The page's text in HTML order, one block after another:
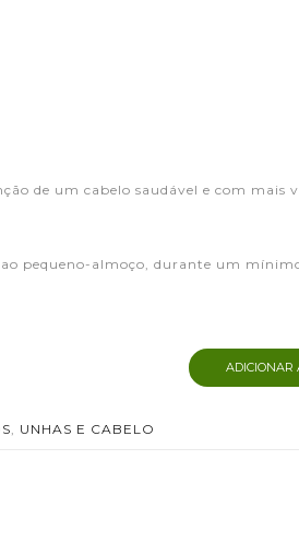
de um cabelo saudável e com mais
pequeno-almoço, durante um mínimo
ADICIONAR
, UNHAS E CABELO